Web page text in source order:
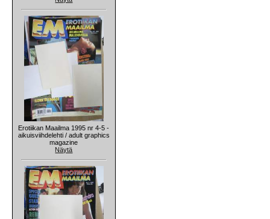
Erotiikan Maailma 1995 nr 4-5 -
aikuisviihdelehti / adult graphics
magazine
Näytä